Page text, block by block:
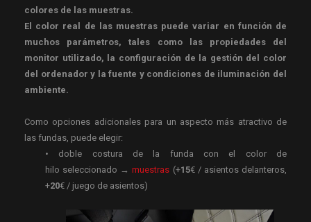
colores de las muestras.
El color real de las muestras puede variar en función de
muchos parámetros, tales como las propiedades del
monitor utilizado, la configuración de la gestión del color
del ordenador y la fuente y condiciones de iluminación del
ambiente.
Como opciones adicionales para un aspecto más atractivo de
las fundas, puede elegir:
• doble costura de la funda con el color de
hilo seleccionado →muestras (+15€ / asientos delanteros,
+20€ / juego de asientos)